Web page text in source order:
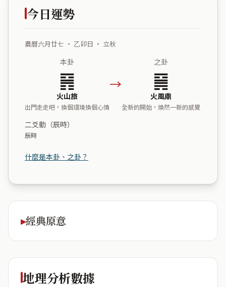
今日運勢
農曆六月廿七 ・ 乙卯日 ・ 立秋
本卦
䷷
火山旅
出門走走吧，換個環境換個心情
→
之卦
䷱
火風鼎
全新的開始，煥然一新的感覺
二爻動（辰時）
辰時
什麼是本卦、之卦？
經典原意
地理分析數據